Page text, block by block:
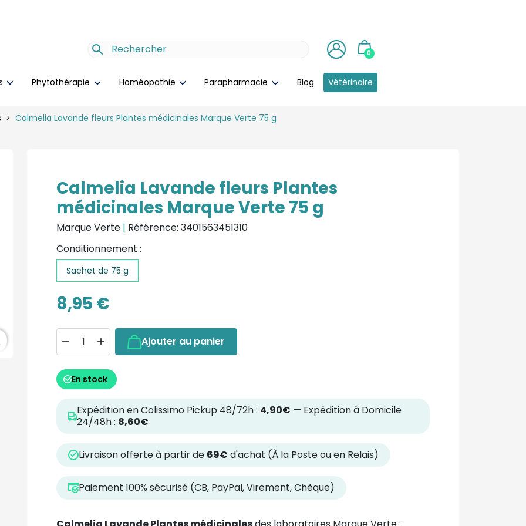
0
Phytothérapie Homéopathie Parapharmacie Blog Vétérinaire
Calmelia Lavande fleurs Plantes médicinales Marque Verte 75 g
Calmelia Lavande fleurs Plantes
médicinales Marque Verte 75 g
Marque Verte | Référence: 3401563451310
Conditionnement :
Sachet de 75 g
8,95 €
  Ajouter au panier
En stock
Expédition en Colissimo Pickup 48/72h : 4,90€ — Expédition à Domicile
24/48h : 8,60€
Livraison offerte à partir de 69€ d'achat (À la Poste ou en Relais)
Paiement 100% sécurisé (CB, PayPal, Virement, Chèque)